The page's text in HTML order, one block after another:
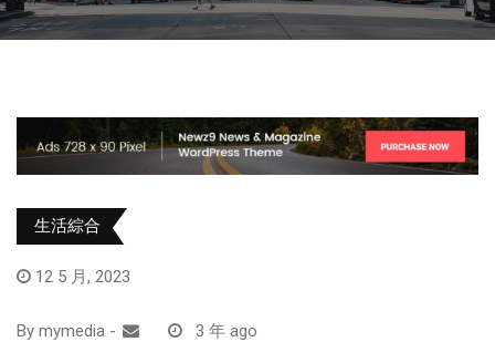
生活綜合
12 5 月, 2023
By mymedia -
3 年 ago